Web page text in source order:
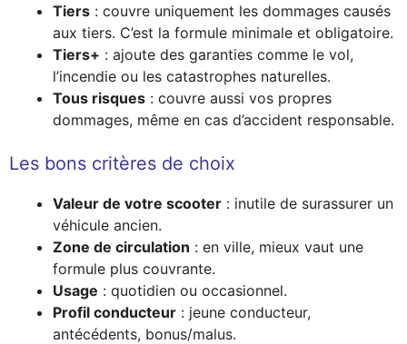
Tiers : couvre uniquement les dommages causés
aux tiers. C’est la formule minimale et obligatoire.
Tiers+ : ajoute des garanties comme le vol,
l’incendie ou les catastrophes naturelles.
Tous risques : couvre aussi vos propres
dommages, même en cas d’accident responsable.
Les bons critères de choix
Valeur de votre scooter : inutile de surassurer un
véhicule ancien.
Zone de circulation : en ville, mieux vaut une
formule plus couvrante.
Usage : quotidien ou occasionnel.
Profil conducteur : jeune conducteur,
antécédents, bonus/malus.